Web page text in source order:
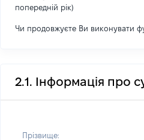
попередній рік)
Чи продовжуєте Ви виконувати
2.1. Інформація про
Прізвище: